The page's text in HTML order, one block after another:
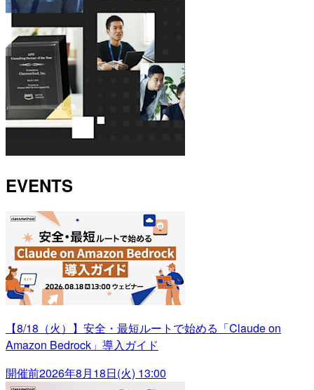
EVENTS
【8/18（火）】安全・最短ルートで始める「Claude on
Amazon Bedrock」導入ガイド
開催前2026年8月18日(火) 13:00